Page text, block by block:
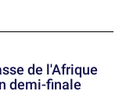
de l'Afrique
demi-finale